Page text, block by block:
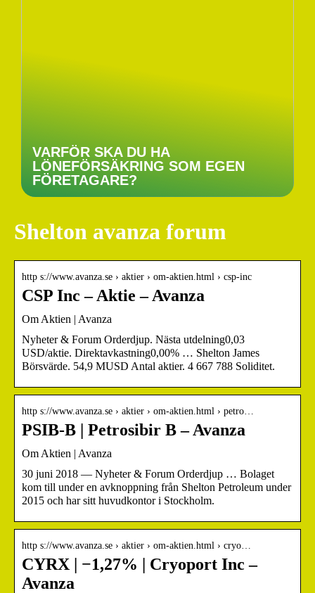
VARFÖR SKA DU HA
LÖNEFÖRSÄKRING SOM EGEN
FÖRETAGARE?
Shelton avanza forum
http s://www.avanza.se › aktier › om-aktien.html › csp-inc
CSP Inc – Aktie – Avanza
Om Aktien | Avanza
Nyheter & Forum Orderdjup. Nästa utdelning0,03
USD/aktie. Direktavkastning0,00% … Shelton James
Börsvärde. 54,9 MUSD Antal aktier. 4 667 788 Soliditet.
http s://www.avanza.se › aktier › om-aktien.html › petro…
PSIB-B | Petrosibir B – Avanza
Om Aktien | Avanza
30 juni 2018 — Nyheter & Forum Orderdjup … Bolaget
kom till under en avknoppning från Shelton Petroleum under
2015 och har sitt huvudkontor i Stockholm.
http s://www.avanza.se › aktier › om-aktien.html › cryo…
CYRX | −1,27% | Cryoport Inc –
Avanza